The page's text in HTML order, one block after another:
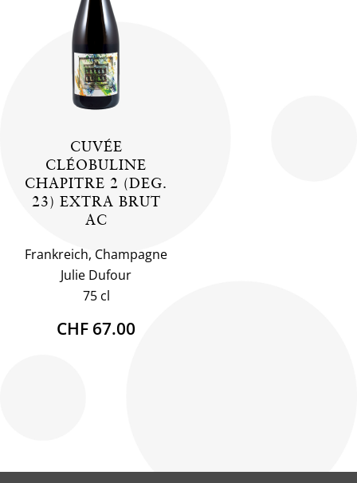
CUVÉE
CLÉOBULINE
CHAPITRE 2 (DEG.
23) EXTRA BRUT
AC
Frankreich, Champagne
Julie Dufour
75 cl
CHF 67.00